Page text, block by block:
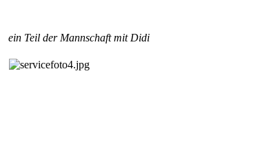
ein Teil der Mannschaft mit Didi